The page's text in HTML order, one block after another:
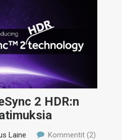
2 HDR:n
Laine Kommentit (2)